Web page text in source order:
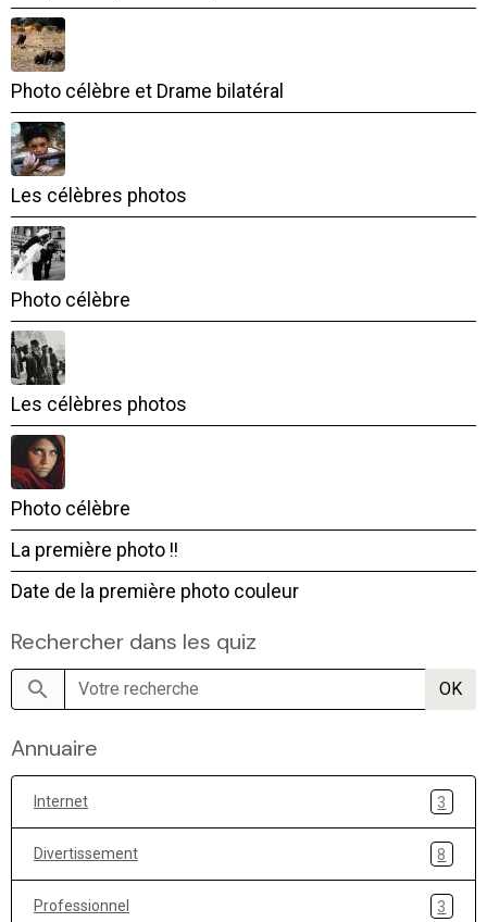
Photo célèbre et Drame bilatéral
Les célèbres photos
Photo célèbre
Les célèbres photos
Photo célèbre
La première photo !!
Date de la première photo couleur
Rechercher dans les quiz
OK
Annuaire
Internet 3
Divertissement 8
Professionnel 3